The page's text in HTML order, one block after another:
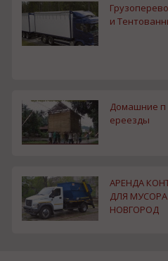
и
Домашние п
ереезды
АРЕНДА
ДЛЯ
НОВГОРОД